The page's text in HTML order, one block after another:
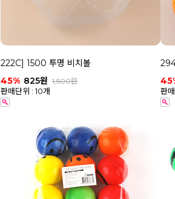
222C] 1500 투명 비치볼
45% 825원 1,500원
판매단위 : 10개 판